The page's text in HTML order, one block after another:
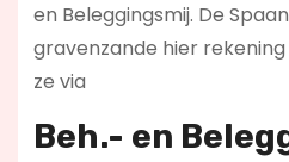
en Beleggingsmij. De
gravenzande hier
ze via
Beh.- en